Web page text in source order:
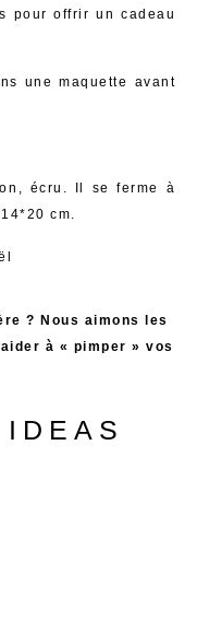
pour offrir un cadeau
une maquette avant
écru. Il se ferme à
cm.
? Nous aimons les
à « pimper » vos